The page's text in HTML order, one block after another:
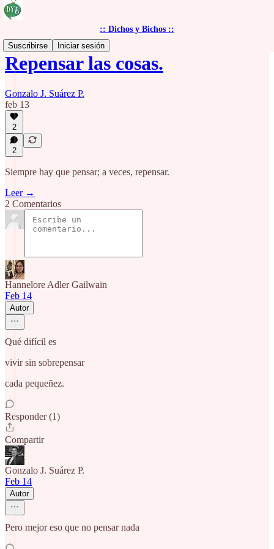
:: Dichos y Bichos ::
Suscribirse
Iniciar sesión
Repensar las cosas.
Gonzalo J. Suárez P.
feb 13
2
2
Siempre hay que pensar; a veces, repensar.
Leer →
2 Comentarios
Hannelore Adler Gailwain
Feb 14
Autor
Qué difícil es
vivir sin sobrepensar
cada pequeñez.
Responder (1)
Compartir
Gonzalo J. Suárez P.
Feb 14
Autor
Pero mejor eso que no pensar nada